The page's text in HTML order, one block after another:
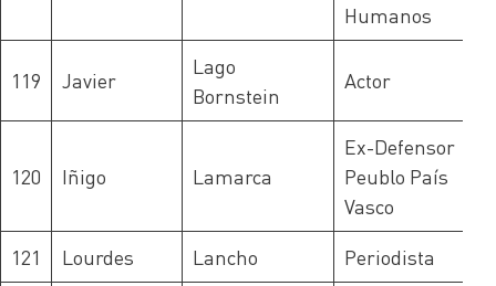
Humanos
119 Javier
Lago
Bornstein
Actor
120 Iñigo Lamarca
Ex-Defensor
Peublo País
Vasco
121
Lourdes Lancho Periodista